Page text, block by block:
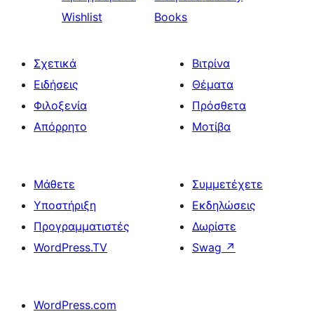
Wishlist
Books
Σχετικά
Ειδήσεις
Φιλοξενία
Απόρρητο
Βιτρίνα
Θέματα
Πρόσθετα
Μοτίβα
Μάθετε
Υποστήριξη
Προγραμματιστές
WordPress.TV
Συμμετέχετε
Εκδηλώσεις
Δωρίστε
Swag ↗
WordPress.com